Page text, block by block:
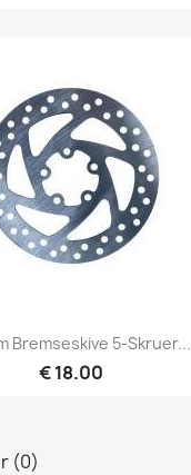
Bremseskive 5-Skruer...
€ 18.00
(0)